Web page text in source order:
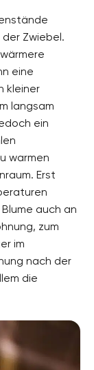
Zwiebel.
eine
kleiner
langsam
ein
warmen
Erst
auch an
zum
im
nach der
die